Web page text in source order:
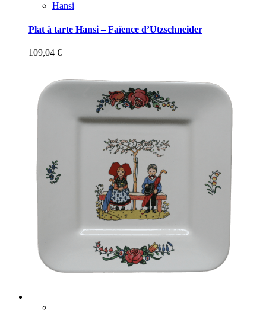
Hansi
Plat à tarte Hansi – Faïence d’Utzschneider
109,04 €